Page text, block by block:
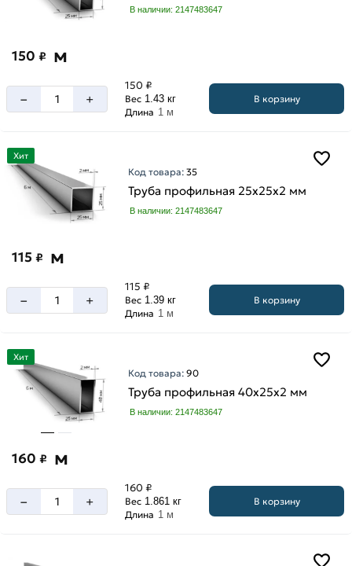
В наличии: 2147483647
150 ₽ м
– +
150 ₽
Вес 1.43 кг
Длина 1 м
В корзину
Хит
Код товара:35
Труба профильная 25х25х2 мм
В наличии: 2147483647
115 ₽ м
– +
115 ₽
Вес 1.39 кг
Длина 1 м
В корзину
Хит
Код товара:90
Труба профильная 40х25х2 мм
В наличии: 2147483647
160 ₽ м
– +
160 ₽
Вес 1.861 кг
Длина 1 м
В корзину